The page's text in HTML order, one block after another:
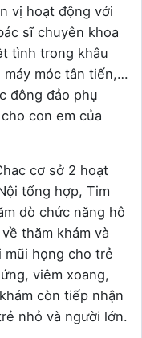
vị hoạt động với
sĩ chuyên khoa
tình trong khâu
máy móc tân tiến,…
đông đảo phụ
con em của
cơ sở 2 hoạt
tổng hợp, Tim
dò chức năng hô
thăm khám và
mũi họng cho trẻ
viêm xoang,
còn tiếp nhận
nhỏ và người lớn.